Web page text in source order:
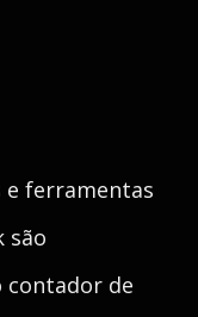
e ferramentas
são
contador de